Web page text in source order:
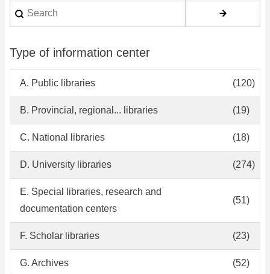
Search
Type of information center
A. Public libraries (120)
B. Provincial, regional... libraries (19)
C. National libraries (18)
D. University libraries (274)
E. Special libraries, research and
documentation centers
(51)
F. Scholar libraries (23)
G. Archives (52)